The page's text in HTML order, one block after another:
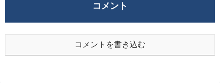
コメント
コメントを書き込む